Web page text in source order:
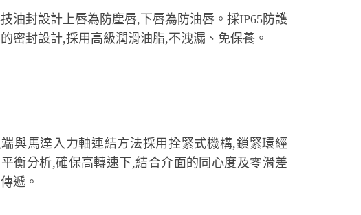
油封設計上唇為防塵唇,下唇為防油唇。採IP65防護
密封設計,採用高級潤滑油脂,不洩漏、免保養。
與馬達入力軸連結方法採用拴緊式機構,鎖緊環經
衡分析,確保高轉速下,結合介面的同心度及零滑差
遞。